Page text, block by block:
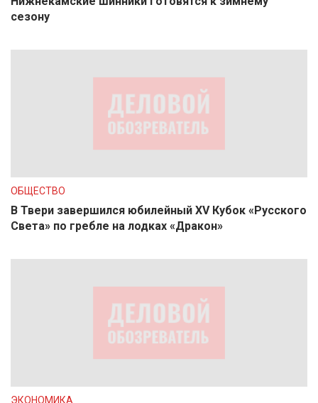
сезону
ОБЩЕСТВО
В Твери завершился юбилейный XV Кубок «Русского
Света» по гребле на лодках «Дракон»
ЭКОНОМИКА